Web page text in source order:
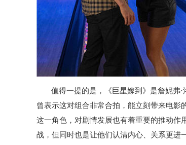
值得一提的是，《巨星嫁到》是詹妮弗
曾表示这对组合非常合拍，能立刻带来电影
这一角色，对剧情发展也有着重要的推动作
战，但同时也是让他们认清内心、关系更进